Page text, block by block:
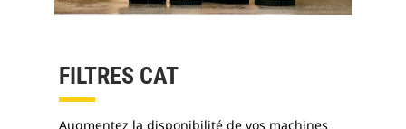
FILTRES CAT
Augmentez la disponibilité de vos machines